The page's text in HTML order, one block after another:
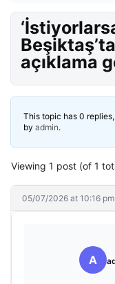
açıklama
This topic has 0
by admin.
Viewing 1 post (of 1
05/07/2026 at 10:16 pm
A